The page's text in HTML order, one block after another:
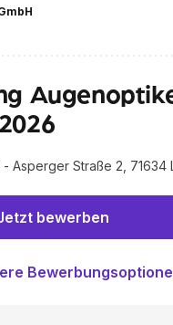
Asperger Straße 2, 71634
bewerben